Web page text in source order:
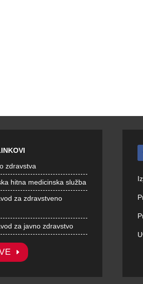
zdravstva
hitna medicinska služba
za zdravstveno
za javno zdravstvo